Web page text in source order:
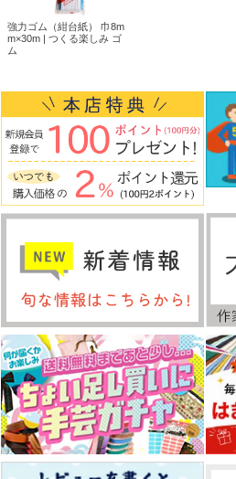
強力ゴム（紺台紙） 巾8m
m×30m | つくる楽しみ ゴ
ム